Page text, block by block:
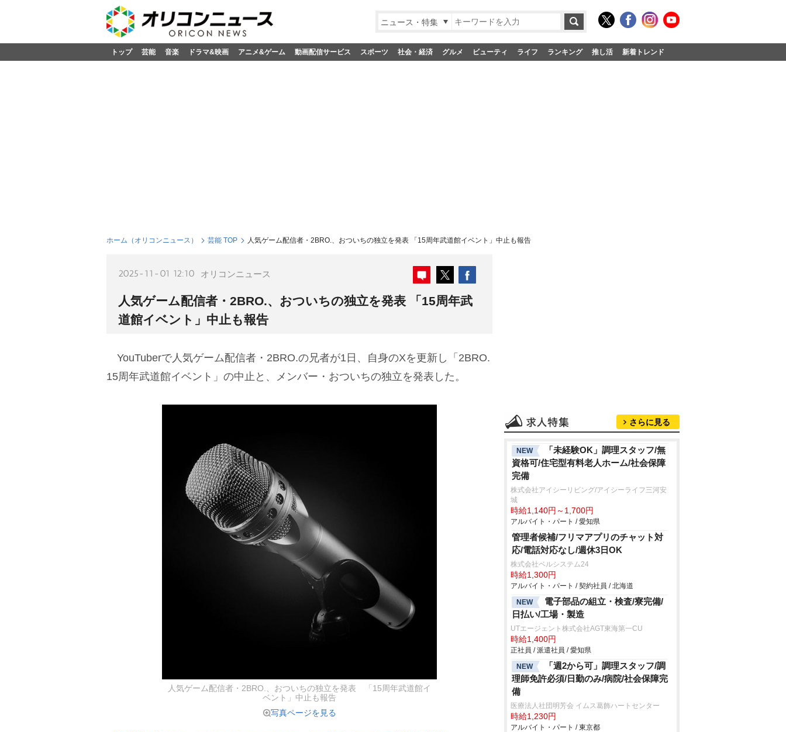
ニュース・特集
トップ 芸能 音楽 ドラマ&映画 アニメ&ゲーム 動画配信サービス スポーツ 社会・経済 グルメ ビューティ ライフ ランキング 推し活 新着トレンド
ホーム（オリコンニュース） 芸能 TOP 人気ゲーム配信者・2BRO.、おついちの独立を発表 「15周年武道館イベント」中止も報告
2025-11-01 12:10 オリコンニュース
人気ゲーム配信者・2BRO.、おついちの独立を発表 「15周年武
道館イベント」中止も報告
YouTuberで人気ゲーム配信者・2BRO.の兄者が1日、自身のXを更新し「2BRO.
15周年武道館イベント」の中止と、メンバー・おついちの独立を発表した。
人気ゲーム配信者・2BRO.、おついちの独立を発表 「15周年武道館イ
ベント」中止も報告
写真ページを見る
さらに見る
NEW
「未経験OK」調理スタッフ/無
資格可/住宅型有料老人ホーム/社会保障
完備
株式会社アイシーリビング/アイシーライフ三河安
城
時給1,140円～1,700円
アルバイト・パート / 愛知県
管理者候補/フリマアプリのチャット対
応/電話対応なし/週休3日OK
株式会社ベルシステム24
時給1,300円
アルバイト・パート / 契約社員 / 北海道
NEW
電子部品の組立・検査/寮完備/
日払い/工場・製造
UTエージェント株式会社AGT東海第一CU
時給1,400円
正社員 / 派遣社員 / 愛知県
NEW
「週2から可」調理スタッフ/調
理師免許必須/日勤のみ/病院/社会保障完
備
医療法人社団明芳会 イムス葛飾ハートセンター
時給1,230円
アルバイト・パート / 東京都